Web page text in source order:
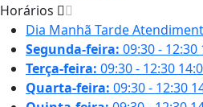
Horários
Dia Manhã Tarde
Segunda-feira: 09:30 - 12:30
Terça-feira: 09:30 - 12:30
Quarta-feira: 09:30 - 12:30